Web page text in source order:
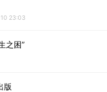
23:03
之困”
版